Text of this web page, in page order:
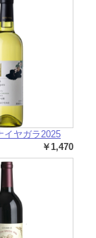
ヤガラ2025
￥1,470